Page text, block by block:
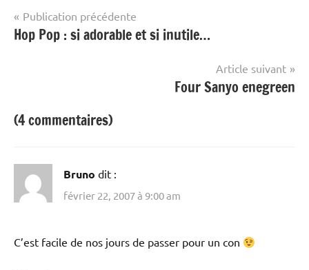
Navigation
de
Publication précédente
Hop Pop : si adorable et si inutile…
Article suivant
Four Sanyo enegreen
(4 commentaires)
Bruno dit :
février 22, 2007 à 9:00 am
C’est facile de nos jours de passer pour un con